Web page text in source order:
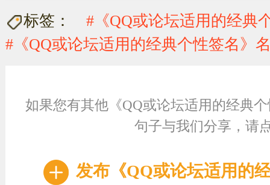
标签：
#《QQ或论坛适用的经典
#《QQ或论坛适用的经典个性签名》
如果您有其他《QQ或论坛适用的经典
句子与我们分享，请
发布《QQ或论坛适用的